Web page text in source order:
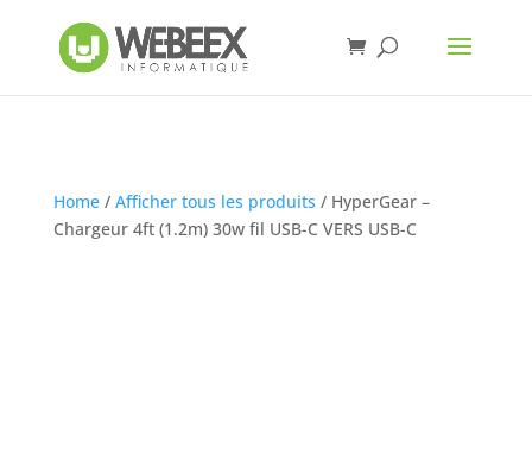
Home/ Afficher tous les produits / HyperGear –
Chargeur 4ft (1.2m) 30w fil USB-C VERS USB-C